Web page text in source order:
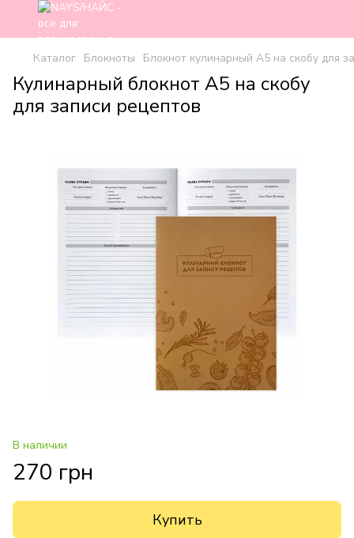
Каталог Блокноты Блокнот кулинарный А5 на скобу для
Кулинарный блокнот А5 на скобу
для записи рецептов
В наличии
270 грн
Купить